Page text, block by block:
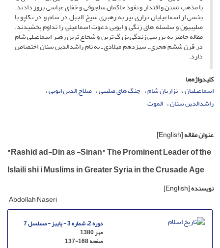
با مذهب تسنن و اقتدار و نفوذ حاکمان سلجوقى و خفاى عباسى بروز دادند.
بخشى از اسماعیلیان نزارى نیز به رهبرى شیخ الجبل در شام و در تکاپو با
صلیبیون و سلسله هاى زنگى و ایوبى دعوت اسماعیلى را تداوم بخشیدند.
مقاله حاضر به بررسى زندگى بزرگ ترین و شجاع ترین رهبر اسماعیلى شام
در قرن ششم هجرى ـ سیزدهم میلادى ـ به نام راشدالدین سنان اختصاص
دارد.
کلیدواژه‌ها
اسماعیلیان نزاریان شام جنگ هاى صلیبى صلاح الدین ایوبى
راشدالدین سنان الموت
عنوان مقاله[English]
"Rashid ad-Din as -Sinan" The Prominent Leader of the
Islaili shi i Muslims in Greater Syria in the Crusade Age
نویسنده[English]
Abdollah Naseri
دوره 2، شماره 3 - پاییز - مسلسل 7
مهر 1380
صفحه137-168